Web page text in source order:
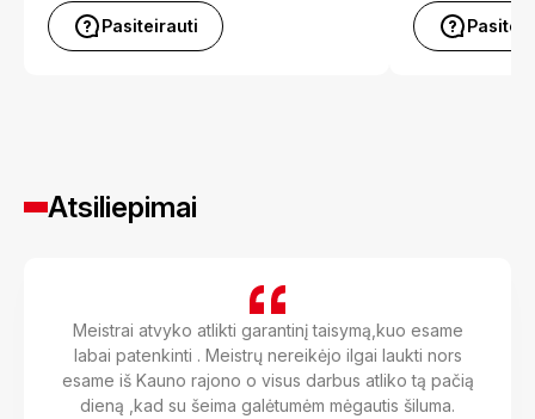
Pasiteirauti
Atsiliepimai
Meistrai atvyko atlikti garantinį taisymą,kuo esame
labai patenkinti . Meistrų nereikėjo ilgai laukti nors
esame iš Kauno rajono o visus darbus atliko tą pačią
dieną ,kad su šeima galėtumėm mėgautis šiluma.